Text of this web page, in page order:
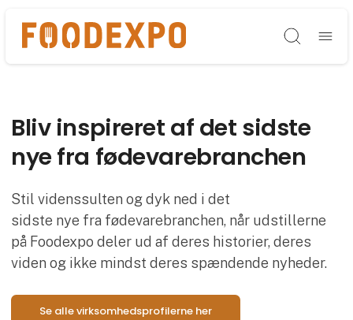
Søg
Bliv inspireret af det sidste
nye fra fødevarebranchen
Stil videnssulten og dyk ned i det
sidste nye fra fødevarebranchen, når udstillerne
på Foodexpo deler ud af deres historier, deres
viden og ikke mindst deres spændende nyheder.
Se alle virksomhedsprofilerne her